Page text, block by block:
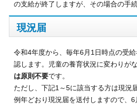
の支給が終了しますが、その場合の手
現況届
令和4年度から、毎年6月1日時点の受
認します。児童の養育状況に変わりがな
は原則不要です。
ただし、下記1～5に該当する方は現況
例年どおり現況届を送付しますので、